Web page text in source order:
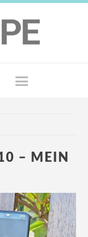
– MEIN